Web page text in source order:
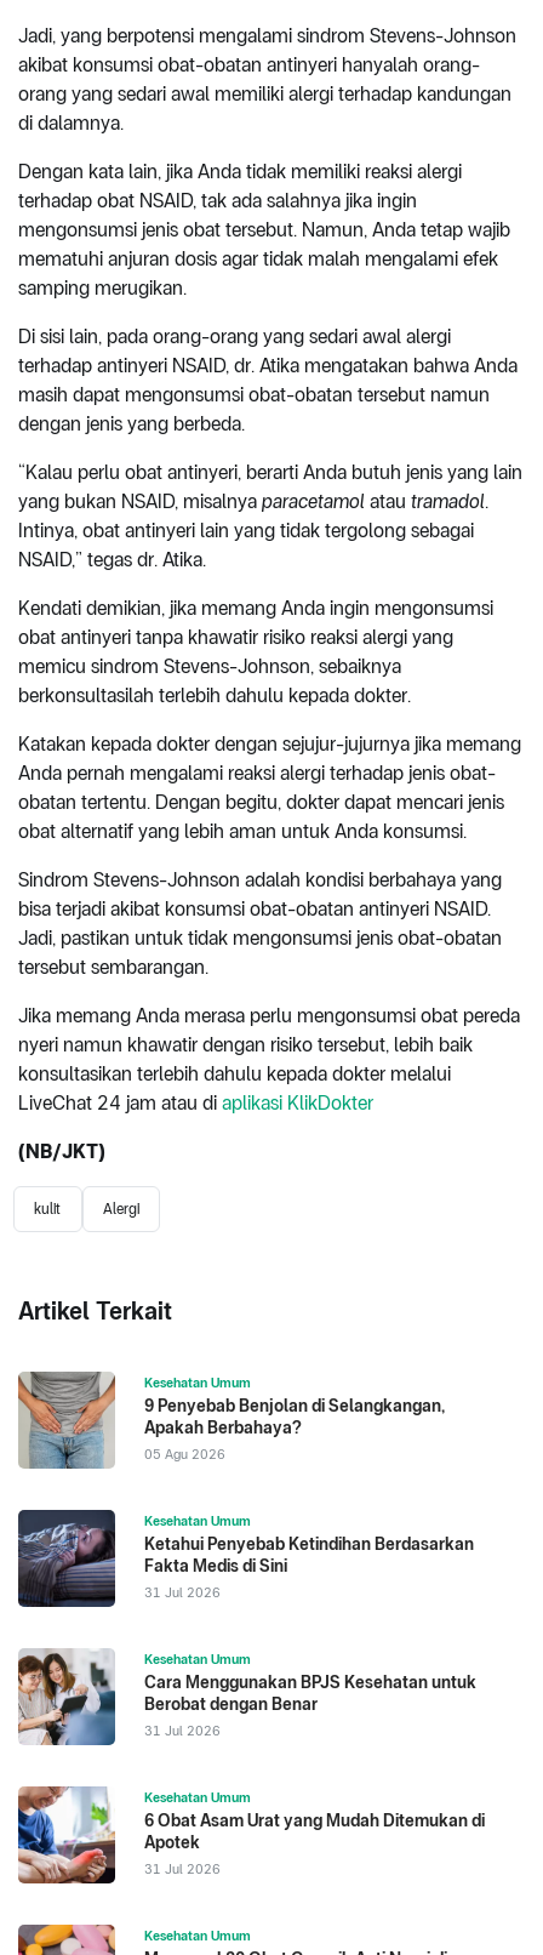
Jadi, yang berpotensi mengalami sindrom Stevens-Johnson
akibat konsumsi obat-obatan antinyeri hanyalah orang-
orang yang sedari awal memiliki alergi terhadap kandungan
di dalamnya.
Dengan kata lain, jika Anda tidak memiliki reaksi alergi
terhadap obat NSAID, tak ada salahnya jika ingin
mengonsumsi jenis obat tersebut. Namun, Anda tetap wajib
mematuhi anjuran dosis agar tidak malah mengalami efek
samping merugikan.
Di sisi lain, pada orang-orang yang sedari awal alergi
terhadap antinyeri NSAID, dr. Atika mengatakan bahwa Anda
masih dapat mengonsumsi obat-obatan tersebut namun
dengan jenis yang berbeda.
“Kalau perlu obat antinyeri, berarti Anda butuh jenis yang lain
yang bukan NSAID, misalnya paracetamol atau tramadol.
Intinya, obat antinyeri lain yang tidak tergolong sebagai
NSAID,” tegas dr. Atika.
Kendati demikian, jika memang Anda ingin mengonsumsi
obat antinyeri tanpa khawatir risiko reaksi alergi yang
memicu sindrom Stevens-Johnson, sebaiknya
berkonsultasilah terlebih dahulu kepada dokter.
Katakan kepada dokter dengan sejujur-jujurnya jika memang
Anda pernah mengalami reaksi alergi terhadap jenis obat-
obatan tertentu. Dengan begitu, dokter dapat mencari jenis
obat alternatif yang lebih aman untuk Anda konsumsi.
Sindrom Stevens-Johnson adalah kondisi berbahaya yang
bisa terjadi akibat konsumsi obat-obatan antinyeri NSAID.
Jadi, pastikan untuk tidak mengonsumsi jenis obat-obatan
tersebut sembarangan.
Jika memang Anda merasa perlu mengonsumsi obat pereda
nyeri namun khawatir dengan risiko tersebut, lebih baik
konsultasikan terlebih dahulu kepada dokter melalui
LiveChat 24 jam atau di aplikasi KlikDokter
(NB/JKT)
kulit Alergi
Artikel Terkait
Kesehatan Umum
9 Penyebab Benjolan di Selangkangan,
Apakah Berbahaya?
05 Agu 2026
Kesehatan Umum
Ketahui Penyebab Ketindihan Berdasarkan
Fakta Medis di Sini
31 Jul 2026
Kesehatan Umum
Cara Menggunakan BPJS Kesehatan untuk
Berobat dengan Benar
31 Jul 2026
Kesehatan Umum
6 Obat Asam Urat yang Mudah Ditemukan di
Apotek
31 Jul 2026
Kesehatan Umum